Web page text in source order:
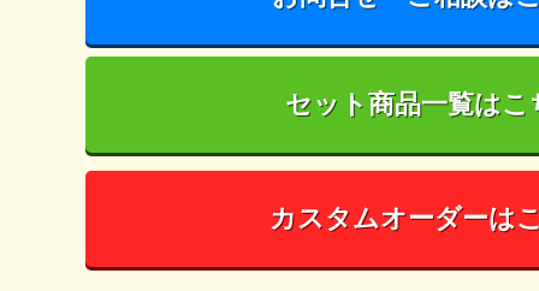
セット商品一覧はこ
カスタムオーダーは